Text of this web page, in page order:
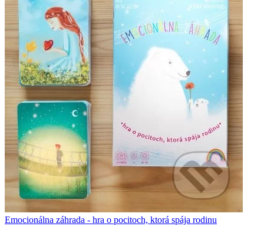
Emocionálna záhrada - hra o pocitoch, ktorá spája rodinu